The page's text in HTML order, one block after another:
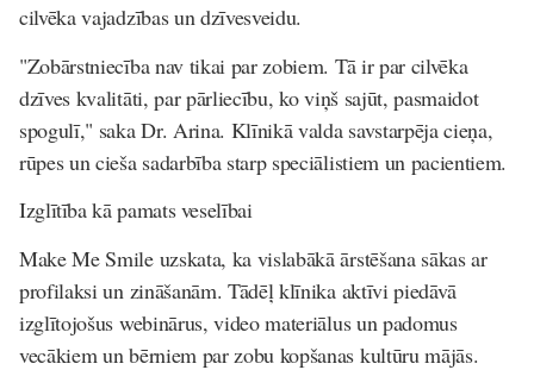
cilvēka vajadzības un dzīvesveidu.
"Zobārstniecība nav tikai par zobiem. Tā ir par cilvēka
dzīves kvalitāti, par pārliecību, ko viņš sajūt, pasmaidot
spogulī," saka Dr. Arina. Klīnikā valda savstarpēja cieņa,
rūpes un cieša sadarbība starp speciālistiem un pacientiem.
Izglītība kā pamats veselībai
Make Me Smile uzskata, ka vislabākā ārstēšana sākas ar
profilaksi un zināšanām. Tādēļ klīnika aktīvi piedāvā
izglītojošus webinārus, video materiālus un padomus
vecākiem un bērniem par zobu kopšanas kultūru mājās.